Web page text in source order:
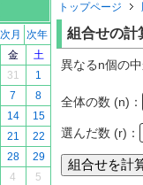
次月
次年
金
土
31
1
7
8
14
15
21
22
28
29
4 5
トップページ
組合せの計
異なるn個の
全体の数 (n)：
選んだ数 (r)：